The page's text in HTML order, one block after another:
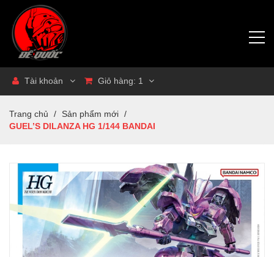
Tài khoản Giỏ hàng: 1
Trang chủ / Sản phẩm mới /
GUEL’S DILANZA HG 1/144 BANDAI